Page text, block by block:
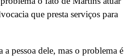
que presta serviços para
a pessoa dele, mas o problema é